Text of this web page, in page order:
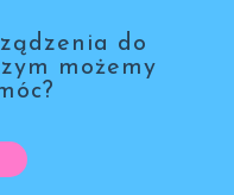
do
możemy